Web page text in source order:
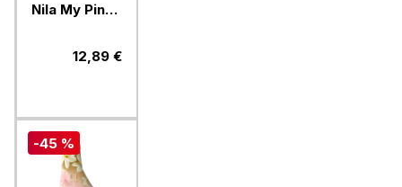
Nila My Pink
12,89 €
-45 %